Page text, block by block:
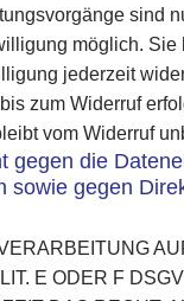
sind
möglich. Sie
jederzeit
zum Widerruf
vom Widerruf
gegen die
sowie gegen
E ODER F